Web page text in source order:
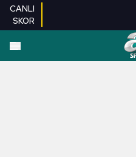
CANLI
SKOR